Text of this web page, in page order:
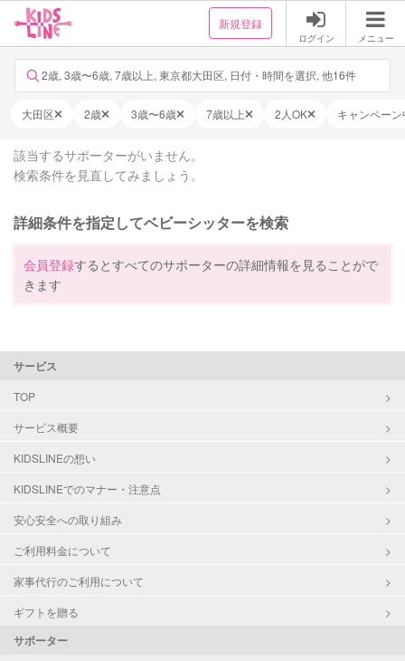
新規登録
ログイン メニュー
2歳, 3歳〜6歳, 7歳以上, 東京都大田区, 日付・時間を選択, 他16件
大田区 2歳 3歳〜6歳 7歳以上 2人OK キャンペーン
該当するサポーターがいません。
検索条件を見直してみましょう。
詳細条件を指定してベビーシッターを検索
会員登録するとすべてのサポーターの詳細情報を見ることがで
きます
サービス
TOP
サービス概要
KIDSLINEの想い
KIDSLINEでのマナー・注意点
安心安全への取り組み
ご利用料金について
家事代行のご利用について
ギフトを贈る
サポーター